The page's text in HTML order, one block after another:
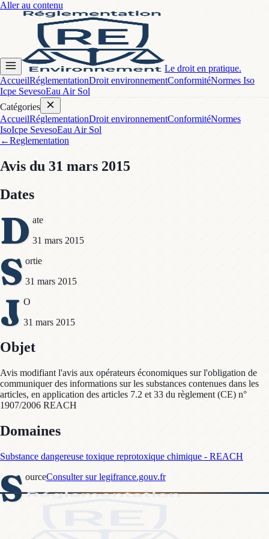
Aller au contenu
Le droit en pratique.
AccueilRéglementationDroit environnementConformitéNormes Iso
Icpe SevesoEau Air Sol
Catégories
AccueilRéglementationDroit environnementConformitéNormes
IsoIcpe SevesoEau Air Sol
←Reglementation
Avis du 31 mars 2015
Dates
D ate
31 mars 2015
S ortie
31 mars 2015
J O
31 mars 2015
Objet
Avis modifiant l'avis aux opérateurs économiques sur l'obligation de
communiquer des informations sur les substances contenues dans les
articles, en application des articles 7.2 et 33 du règlement (CE) n°
1907/2006 REACH
Domaines
Substance dangereuse toxique reprotoxique chimique - REACH
S ourceConsulter sur legifrance.gouv.fr